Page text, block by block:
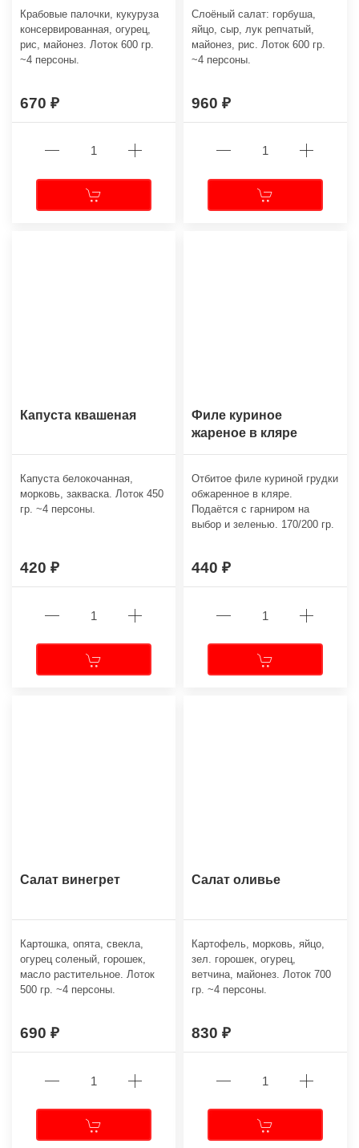
Крабовые палочки, кукуруза
консервированная, огурец,
рис, майонез. Лоток 600 гр.
~4 персоны.
670
Слоёный салат: горбуша,
яйцо, сыр, лук репчатый,
майонез, рис. Лоток 600 гр.
~4 персоны.
960
Капуста квашеная
Капуста белокочанная,
морковь, закваска. Лоток 450
гр. ~4 персоны.
420
Филе куриное
жареное в кляре
Отбитое филе куриной грудки
обжаренное в кляре.
Подаётся с гарниром на
выбор и зеленью. 170/200 гр.
440
Салат винегрет
Картошка, опята, свекла,
огурец соленый, горошек,
масло растительное. Лоток
500 гр. ~4 персоны.
690
Салат оливье
Картофель, морковь, яйцо,
зел. горошек, огурец,
ветчина, майонез. Лоток 700
гр. ~4 персоны.
830